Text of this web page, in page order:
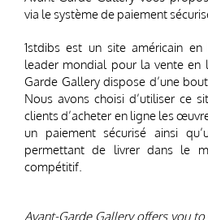
Avant-Garde Gallery vous
1stdibs est un site américain
leader mondial pour la vente en
Garde Gallery dispose d’une
Nous avons choisi d’utiliser ce
clients d’acheter en ligne les
un paiement sécurisé ainsi
permettant de livrer dans le